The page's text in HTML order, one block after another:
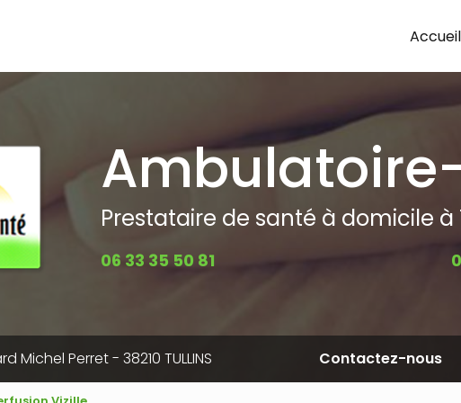
Accueil
Prestataire de santé à domicile à
06 33 35 50 81
Michel Perret - 38210 TULLINS Contactez-nous